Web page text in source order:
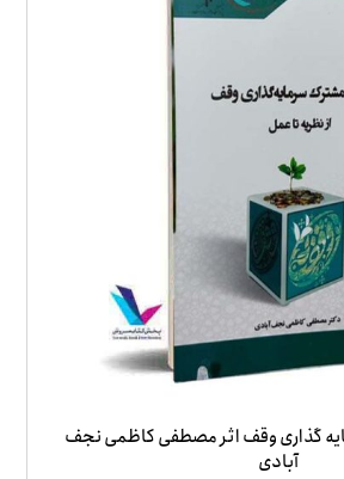
گذاری وقف اثر مصطفی کاظمی نجف
آبادی